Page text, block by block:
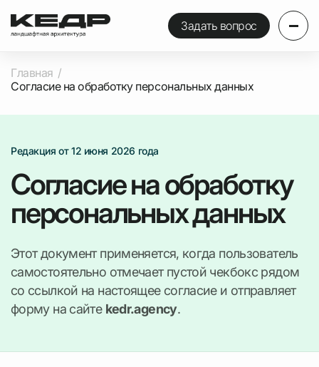
Задать вопрос
Главная
Согласие на обработку персональных данных
Редакция от 12 июня 2026 года
Согласие на обработку
персональных данных
Этот документ применяется, когда пользователь
самостоятельно отмечает пустой чекбокс рядом
со ссылкой на настоящее согласие и отправляет
форму на сайте kedr.agency.